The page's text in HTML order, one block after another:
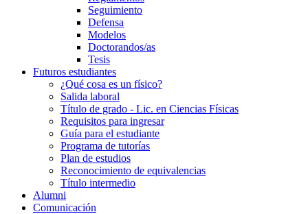
Seguimiento
Defensa
Modelos
Doctorandos/as
Tesis
Futuros estudiantes
¿Qué cosa es un físico?
Salida laboral
Título de grado - Lic. en Ciencias Físicas
Requisitos para ingresar
Guía para el estudiante
Programa de tutorías
Plan de estudios
Reconocimiento de equivalencias
Título intermedio
Alumni
Comunicación